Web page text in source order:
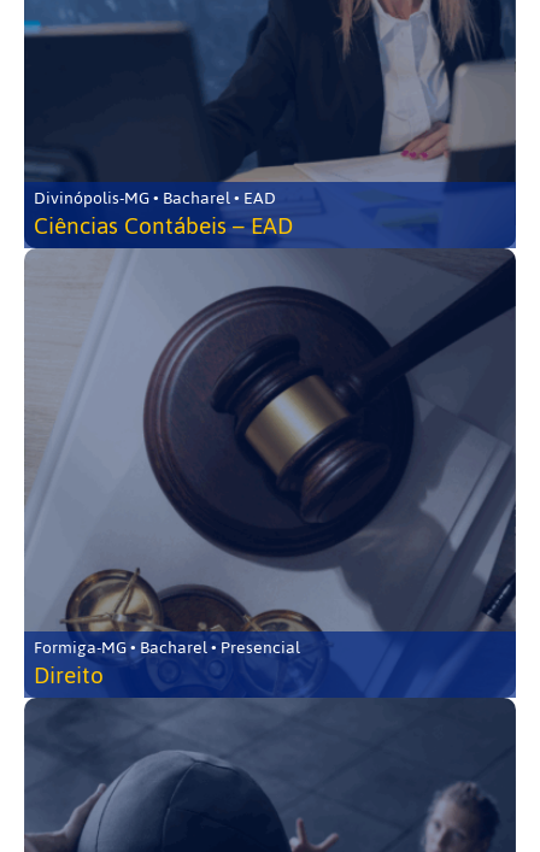
Divinópolis-MG • Bacharel • EAD
Ciências Contábeis – EAD
Formiga-MG • Bacharel • Presencial
Direito